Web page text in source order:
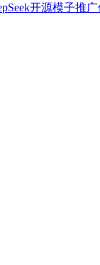
开源模子推